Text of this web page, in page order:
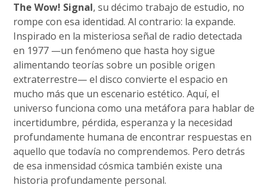
The Wow! Signal, su décimo trabajo de estudio, no
rompe con esa identidad. Al contrario: la expande.
Inspirado en la misteriosa señal de radio detectada
en 1977 —un fenómeno que hasta hoy sigue
alimentando teorías sobre un posible origen
extraterrestre— el disco convierte el espacio en
mucho más que un escenario estético. Aquí, el
universo funciona como una metáfora para hablar de
incertidumbre, pérdida, esperanza y la necesidad
profundamente humana de encontrar respuestas en
aquello que todavía no comprendemos. Pero detrás
de esa inmensidad cósmica también existe una
historia profundamente personal.